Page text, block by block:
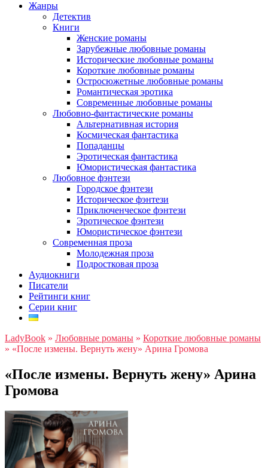
Жанры
Детектив
Книги
Женские романы
Зарубежные любовные романы
Исторические любовные романы
Короткие любовные романы
Остросюжетные любовные романы
Романтическая эротика
Современные любовные романы
Любовно-фантастические романы
Альтернативная история
Космическая фантастика
Попаданцы
Эротическая фантастика
Юмористическая фантастика
Любовное фэнтези
Городское фэнтези
Историческое фэнтези
Приключенческое фэнтези
Эротическое фэнтези
Юмористическое фэнтези
Современная проза
Молодежная проза
Подростковая проза
Аудиокниги
Писатели
Рейтинги книг
Серии книг
LadyBook » Любовные романы » Короткие любовные романы
» «После измены. Вернуть жену» Арина Громова
«После измены. Вернуть жену» Арина
Громова